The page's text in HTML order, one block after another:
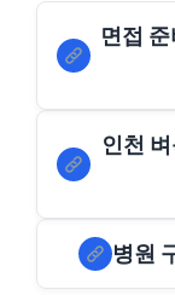
면접
인천
병원